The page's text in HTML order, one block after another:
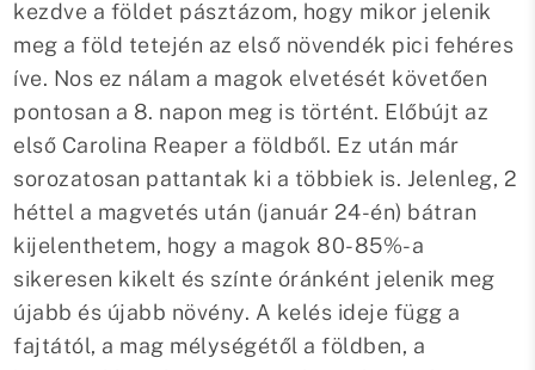
kezdve a földet pásztázom, hogy mikor jelenik
meg a föld tetején az első növendék pici fehéres
íve. Nos ez nálam a magok elvetését követően
pontosan a 8. napon meg is történt. Előbújt az
első Carolina Reaper a földből. Ez után már
sorozatosan pattantak ki a többiek is. Jelenleg, 2
héttel a magvetés után (január 24-én) bátran
kijelenthetem, hogy a magok 80-85%-a
sikeresen kikelt és színte óránként jelenik meg
újabb és újabb növény. A kelés ideje függ a
fajtától, a mag mélységétől a földben, a